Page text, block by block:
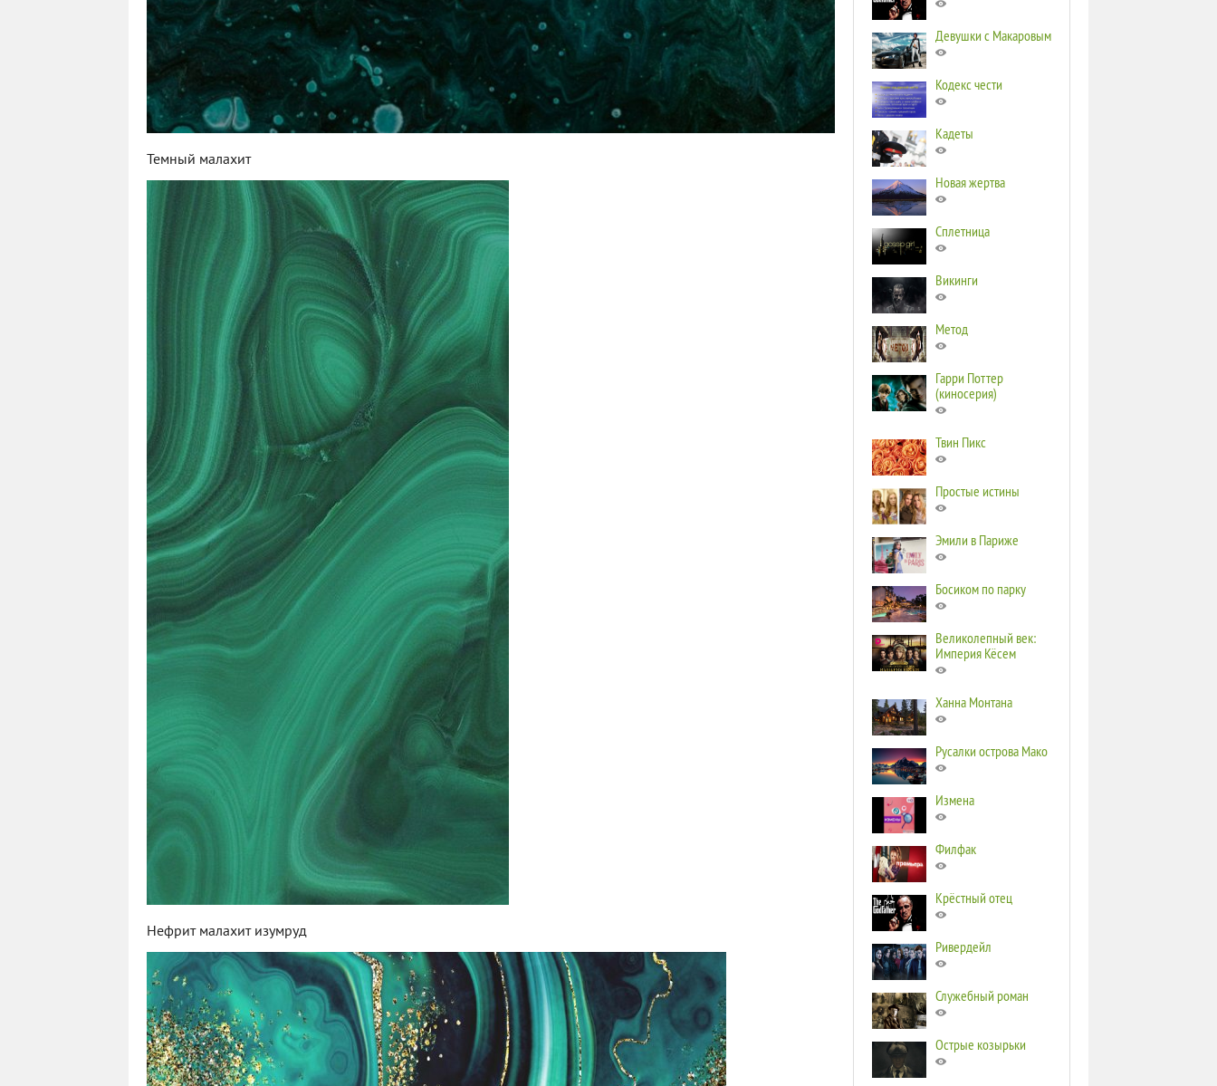
Темный малахит
Нефрит малахит изумруд
Девушки с Макаровым
Кодекс чести
Кадеты
Новая жертва
Сплетница
Викинги
Метод
Гарри Поттер
(киносерия)
Твин Пикс
Простые истины
Эмили в Париже
Босиком по парку
Великолепный век:
Империя Кёсем
Ханна Монтана
Русалки острова Мако
Измена
Филфак
Крёстный отец
Ривердейл
Служебный роман
Острые козырьки